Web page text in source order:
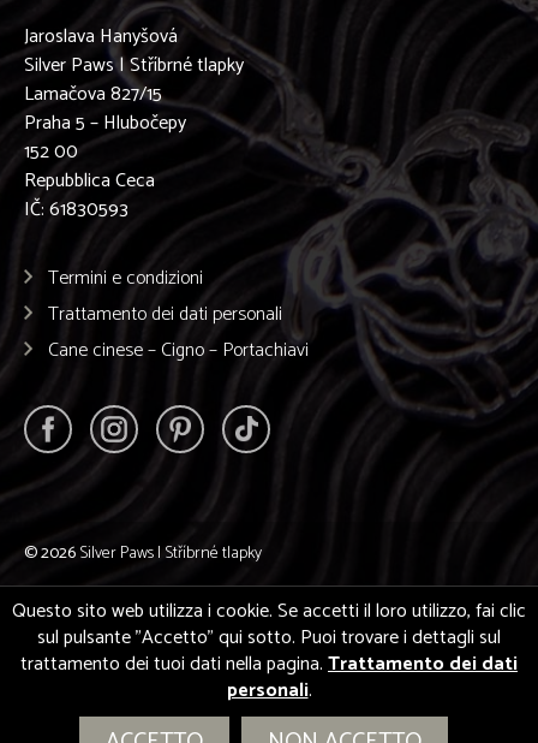
Jaroslava Hanyšová
Silver Paws | Stříbrné tlapky
Lamačova 827/15
Praha 5 – Hlubočepy
152 00
Repubblica Ceca
IČ: 61830593
Termini e condizioni
Trattamento dei dati personali
Cane cinese – Cigno – Portachiavi
© 2026Silver Paws | Stříbrné tlapky
Questo sito web utilizza i cookie. Se accetti il loro utilizzo, fai clic
sul pulsante "Accetto" qui sotto. Puoi trovare i dettagli sul
trattamento dei tuoi dati nella pagina.Trattamento dei dati
personali.